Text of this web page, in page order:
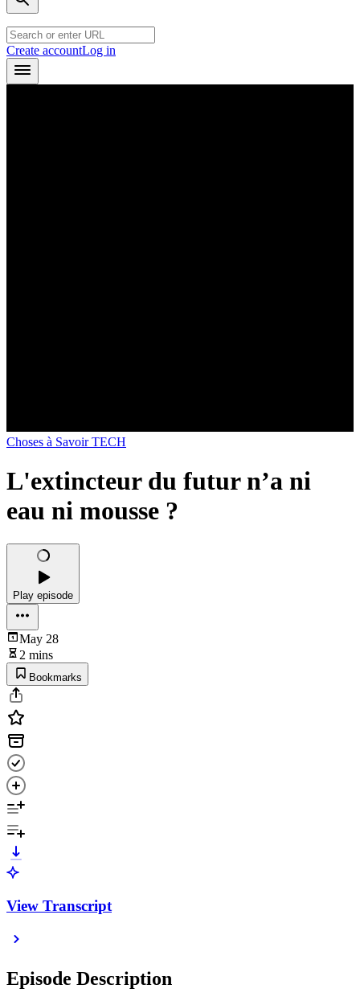
Create accountLog in
Choses à Savoir TECH
L'extincteur du futur n’a ni
eau ni mousse ?
Play episode
May 28
2 mins
Bookmarks
View Transcript
Episode Description